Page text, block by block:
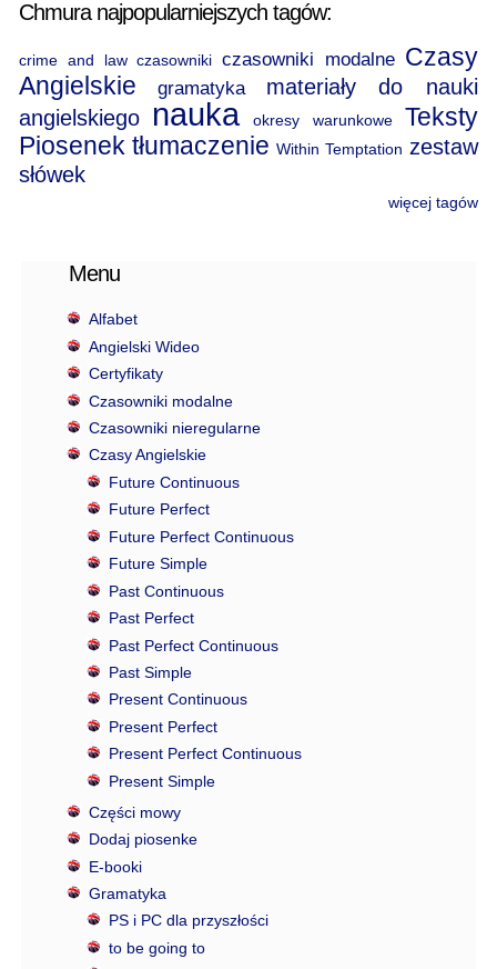
Chmura najpopularniejszych tagów:
crime and law czasowniki czasowniki modalne Czasy
Angielskie
gramatyka
materiały do nauki
angielskiego
nauka okresy warunkowe
Teksty
Piosenek tłumaczenie Within Temptation zestaw
słówek
więcej tagów
Menu
Alfabet
Angielski Wideo
Certyfikaty
Czasowniki modalne
Czasowniki nieregularne
Czasy Angielskie
Future Continuous
Future Perfect
Future Perfect Continuous
Future Simple
Past Continuous
Past Perfect
Past Perfect Continuous
Past Simple
Present Continuous
Present Perfect
Present Perfect Continuous
Present Simple
Części mowy
Dodaj piosenke
E-booki
Gramatyka
PS i PC dla przyszłości
to be going to